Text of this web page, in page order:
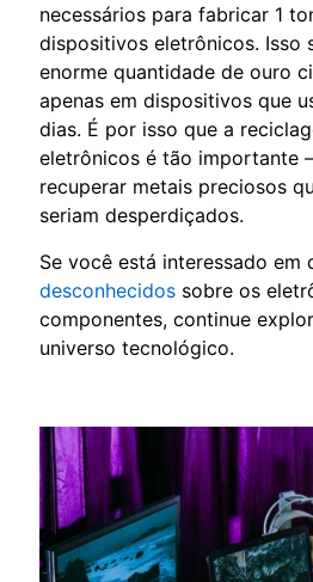
necessários para fabricar 1
dispositivos eletrônicos. Isso
enorme quantidade de ouro
apenas em dispositivos que
dias. É por isso que a
eletrônicos é tão importante
recuperar metais preciosos
seriam desperdiçados.
Se você está interessado em
desconhecidos sobre os
componentes, continue
universo tecnológico.